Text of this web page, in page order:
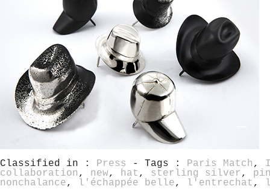
Classified in : Press - Tags : Paris Match ,
collaboration , new, hat , sterling silver ,
nonchalance, l'échappée belle, l'entrechat ,